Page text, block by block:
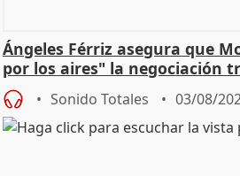
Ángeles Férriz asegura que
por los aires" la negociación
SMA
Sonido Totales 03/08/